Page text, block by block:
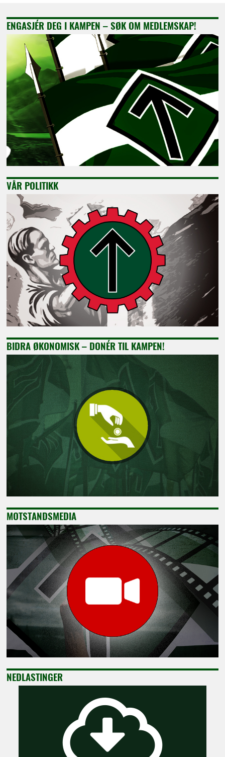
ENGASJÉR DEG I KAMPEN – SØK OM MEDLEMSKAP!
VÅR POLITIKK
BIDRA ØKONOMISK – DONÉR TIL KAMPEN!
MOTSTANDSMEDIA
NEDLASTINGER